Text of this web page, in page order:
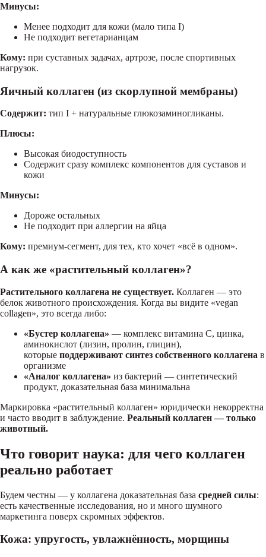
Минусы:
Менее подходит для кожи (мало типа I)
Не подходит вегетарианцам
Кому: при суставных задачах, артрозе, после спортивных
нагрузок.
Яичный коллаген (из скорлупной мембраны)
Содержит: тип I + натуральные глюкозаминогликаны.
Плюсы:
Высокая биодоступность
Содержит сразу комплекс компонентов для суставов и
кожи
Минусы:
Дороже остальных
Не подходит при аллергии на яйца
Кому: премиум-сегмент, для тех, кто хочет «всё в одном».
А как же «растительный коллаген»?
Растительного коллагена не существует. Коллаген — это
белок животного происхождения. Когда вы видите «vegan
collagen», это всегда либо:
«Бустер коллагена» — комплекс витамина C, цинка,
аминокислот (лизин, пролин, глицин),
которые поддерживают синтез собственного коллагена в
организме
«Аналог коллагена» из бактерий — синтетический
продукт, доказательная база минимальна
Маркировка «растительный коллаген» юридически некорректна
и часто вводит в заблуждение. Реальный коллаген — только
животный.
Что говорит наука: для чего коллаген
реально работает
Будем честны — у коллагена доказательная база средней силы:
есть качественные исследования, но и много шумного
маркетинга поверх скромных эффектов.
Кожа: упругость, увлажнённость, морщины